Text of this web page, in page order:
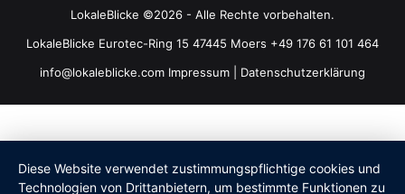
LokaleBlicke ©2026 - Alle Rechte vorbehalten.
LokaleBlicke Eurotec-Ring 15 47445 Moers +49 176 61 101 464
info@lokaleblicke.com Impressum Datenschutzerklärung
Diese Website verwendet zustimmungspflichtige cookies und
Technologien von Drittanbietern, um bestimmte Funktionen zu